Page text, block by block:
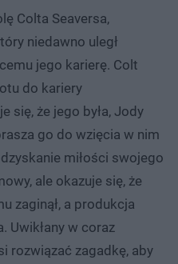
Colta Seaversa,
niedawno uległ
jego karierę. Colt
do kariery
się, że jego była, Jody
go do wzięcia w nim
miłości swojego
ale okazuje się, że
zaginął, a produkcja
Uwikłany w coraz
rozwiązać zagadkę, aby